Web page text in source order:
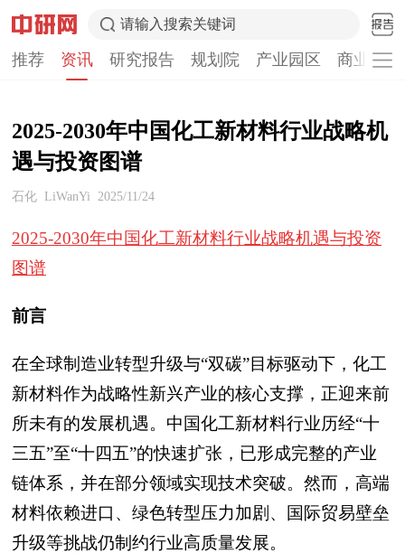
请输入搜索关键词
推荐 资讯 研究报告 规划院 产业园区 商业计
2025-2030年中国化工新材料行业战略机
遇与投资图谱
石化 LiWanYi 2025/11/24
2025-2030年中国化工新材料行业战略机遇与投资
图谱
前言
在全球制造业转型升级与“双碳”目标驱动下，化工
新材料作为战略性新兴产业的核心支撑，正迎来前
所未有的发展机遇。中国化工新材料行业历经“十
三五”至“十四五”的快速扩张，已形成完整的产业
链体系，并在部分领域实现技术突破。然而，高端
材料依赖进口、绿色转型压力加剧、国际贸易壁垒
升级等挑战仍制约行业高质量发展。